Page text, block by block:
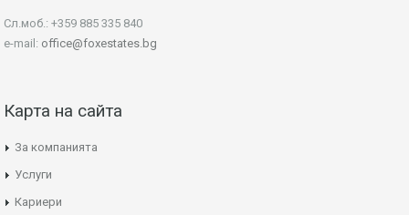
Сл.моб.: +359 885 335 840
e-mail: office@foxestates.bg
Карта на сайта
За компанията
Услуги
Кариери